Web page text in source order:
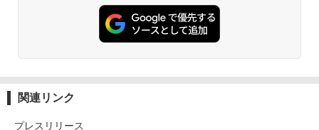
関連リンク
プレスリリース